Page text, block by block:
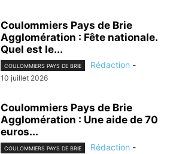
Coulommiers Pays de Brie
Agglomération : Fête nationale.
Quel est le...
COULOMMIERS PAYS DE BRIE Rédaction -
10 juillet 2026
Coulommiers Pays de Brie
Agglomération : Une aide de 70
euros...
COULOMMIERS PAYS DE BRIE Rédaction -